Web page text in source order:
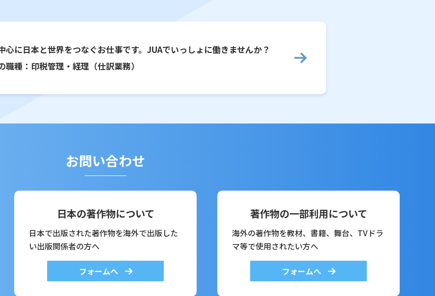
心に日本と世界をつなぐお仕事です。JUAでいっしょに働きませんか？
職種：印税管理・経理（仕訳業務）
お問い合わせ
日本の著作物について
日本で出版された著作物を海外で出版した
い出版関係者の方へ
フォームへ
著作物の一部利用について
海外の著作物を教材、書籍、舞台、TVドラ
マ等で使用されたい方へ
フォームへ